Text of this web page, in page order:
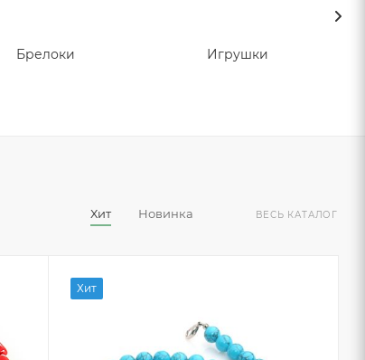
Брелоки Игрушки
Хит Новинка ВЕСЬ КАТАЛОГ
Хит